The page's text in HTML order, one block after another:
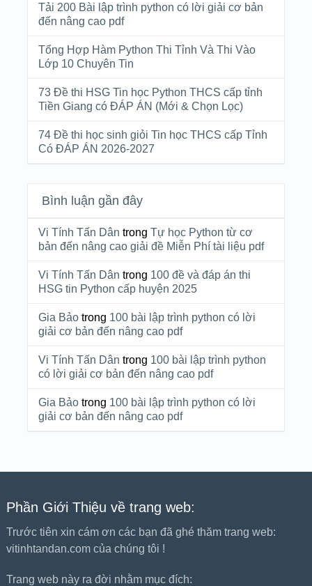
Tải 200 Bài lập trình python có lời giải cơ bản
đến nâng cao pdf
Tổng Hợp Hàm Python Thi Tỉnh Và Thi Vào
Lớp 10 Chuyên Tin
73 Đề thi HSG Tin học Python THCS cấp tỉnh
Tiền Giang có ĐÁP ÁN (Mới & Chọn Lọc)
74 Đề thi học sinh giỏi Tin học THCS cấp Tỉnh
Có ĐÁP ÁN 2026-2027
Bình luận gần đây
Vi Tính Tấn Dân trong Tự học Python từ cơ
bản đến nâng cao giải đề Miễn Phí tài liệu pdf
Vi Tính Tấn Dân trong 100 đề và đáp án thi
HSG tin Python cấp huyện 2025
Gia Bảotrong 100 bài lập trình python có lời
giải cơ bản đến nâng cao pdf
Vi Tính Tấn Dân trong 100 bài lập trình python
có lời giải cơ bản đến nâng cao pdf
Gia Bảotrong 100 bài lập trình python có lời
giải cơ bản đến nâng cao pdf
Phần Giới Thiệu về trang web:
Trước tiên xin cám ơn các bạn đã ghé thăm trang web:
vitinhtandan.com của chúng tôi !
Trang web này ra đời nhằm mục đích: